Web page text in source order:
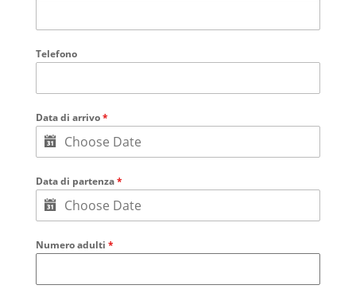
Telefono
Data di arrivo*
Data di partenza*
Numero adulti *